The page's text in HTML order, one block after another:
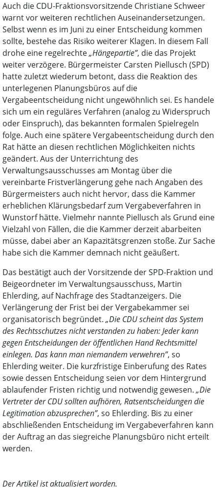
Auch die CDU-Fraktionsvorsitzende Christiane Schweer
warnt vor weiteren rechtlichen Auseinandersetzungen.
Selbst wenn es im Juni zu einer Entscheidung kommen
sollte, bestehe das Risiko weiterer Klagen. In diesem Fall
drohe eine regelrechte„Hängepartie”, die das Projekt
weiter verzögere. Bürgermeister Carsten Piellusch (SPD)
hatte zuletzt wiederum betont, dass die Reaktion des
unterlegenen Planungsbüros auf die
Vergabeentscheidung nicht ungewöhnlich sei. Es handele
sich um ein reguläres Verfahren (analog zu Widerspruch
oder Einspruch), das bekannten formalen Spielregeln
folge. Auch eine spätere Vergabeentscheidung durch den
Rat hätte an diesen rechtlichen Möglichkeiten nichts
geändert. Aus der Unterrichtung des
Verwaltungsausschusses am Montag über die
vereinbarte Fristverlängerung gehe nach Angaben des
Bürgermeisters auch nicht hervor, dass die Kammer
erheblichen Klärungsbedarf zum Vergabeverfahren in
Wunstorf hätte. Vielmehr nannte Piellusch als Grund eine
Vielzahl von Fällen, die die Kammer derzeit abarbeiten
müsse, dabei aber an Kapazitätsgrenzen stoße. Zur Sache
habe sich die Kammer demnach nicht geäußert.
Das bestätigt auch der Vorsitzende der SPD-Fraktion und
Beigeordneter im Verwaltungsausschuss, Martin
Ehlerding, auf Nachfrage des Stadtanzeigers. Die
Verlängerung der Frist bei der Vergabekammer sei
organisatorisch begründet. „Die CDU scheint das System
des Rechtsschutzes nicht verstanden zu haben: Jeder kann
gegen Entscheidungen der öffentlichen Hand Rechtsmittel
einlegen. Das kann man niemandem verwehren”, so
Ehlerding weiter. Die kurzfristige Einberufung des Rates
sowie dessen Entscheidung seien vor dem Hintergrund
ablaufender Fristen richtig und notwendig gewesen. „Die
Vertreter der CDU sollten aufhören, Ratsentscheidungen die
Legitimation abzusprechen”, so Ehlerding. Bis zu einer
abschließenden Entscheidung im Vergabeverfahren kann
der Auftrag an das siegreiche Planungsbüro nicht erteilt
werden.
Der Artikel ist aktualisiert worden.